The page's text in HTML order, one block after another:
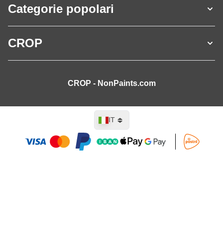
Categorie popolari
CROP
CROP - NonPaints.com
Lingua
IT